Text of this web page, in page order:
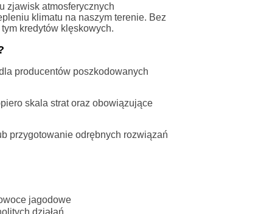
zjawisk atmosferycznych
klimatu na naszym terenie. Bez
kredytów klęskowych.
producentów poszkodowanych
skala strat oraz obowiązujące
przygotowanie odrębnych rozwiązań
jagodowe
działań